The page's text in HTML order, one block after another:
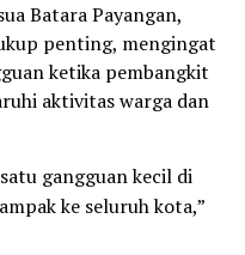
Batara Payangan,
penting, mengingat
ketika pembangkit
aktivitas warga dan
gangguan kecil di
ke seluruh kota,”